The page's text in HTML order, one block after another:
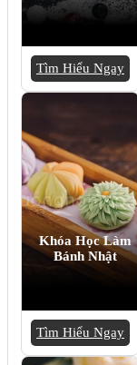
Tìm Hiểu Ngay
Khóa Học Làm
Bánh Nhật
Tìm Hiểu Ngay